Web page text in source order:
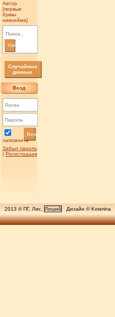
Автор
[первые
буквы
никнейма]
Найти
Случайные
данные
Вход
запомнить
Вход
Забыл пароль
| Регистрация
2013 © ПГ, Лис, Леший Дизайн © Koterina